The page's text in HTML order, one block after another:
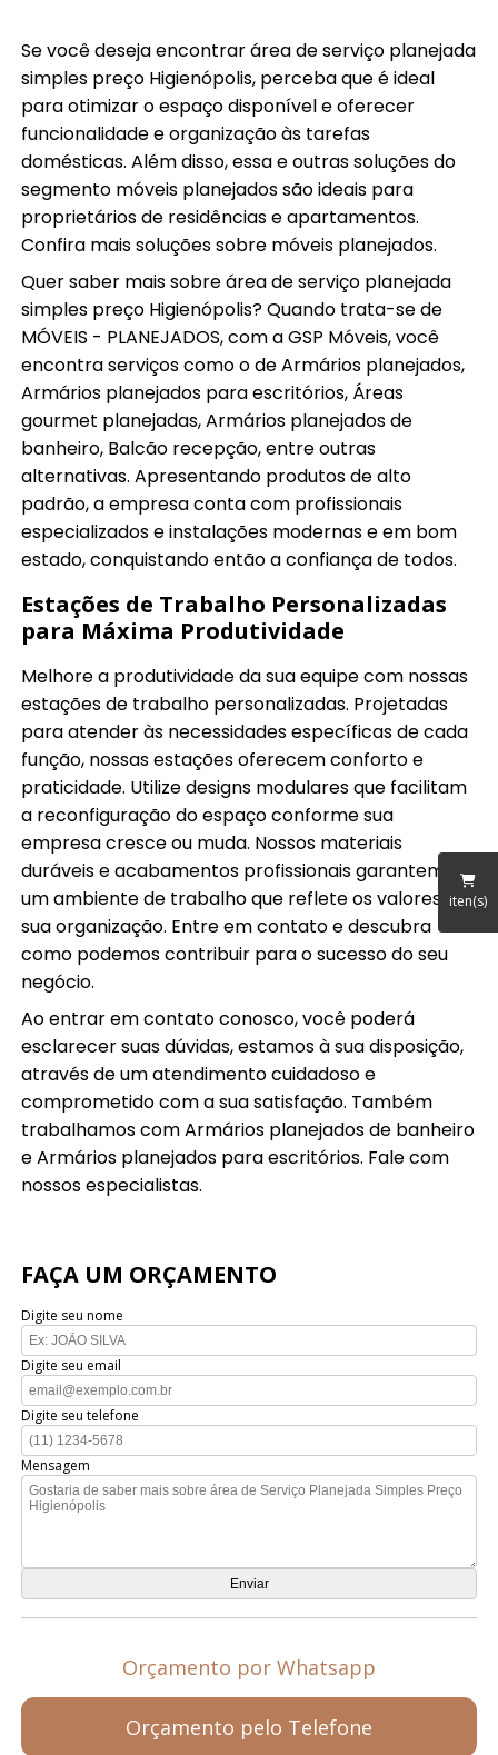
iten(s)
Se você deseja encontrar área de serviço planejada
simples preço Higienópolis, perceba que é ideal
para otimizar o espaço disponível e oferecer
funcionalidade e organização às tarefas
domésticas. Além disso, essa e outras soluções do
segmento móveis planejados são ideais para
proprietários de residências e apartamentos.
Confira mais soluções sobre móveis planejados.
Quer saber mais sobre área de serviço planejada
simples preço Higienópolis? Quando trata-se de
MÓVEIS - PLANEJADOS, com a GSP Móveis, você
encontra serviços como o de Armários planejados,
Armários planejados para escritórios, Áreas
gourmet planejadas, Armários planejados de
banheiro, Balcão recepção, entre outras
alternativas. Apresentando produtos de alto
padrão, a empresa conta com profissionais
especializados e instalações modernas e em bom
estado, conquistando então a confiança de todos.
Estações de Trabalho Personalizadas
para Máxima Produtividade
Melhore a produtividade da sua equipe com nossas
estações de trabalho personalizadas. Projetadas
para atender às necessidades específicas de cada
função, nossas estações oferecem conforto e
praticidade. Utilize designs modulares que facilitam
a reconfiguração do espaço conforme sua
empresa cresce ou muda. Nossos materiais
duráveis e acabamentos profissionais garantem
um ambiente de trabalho que reflete os valores da
sua organização. Entre em contato e descubra
como podemos contribuir para o sucesso do seu
negócio.
Ao entrar em contato conosco, você poderá
esclarecer suas dúvidas, estamos à sua disposição,
através de um atendimento cuidadoso e
comprometido com a sua satisfação. Também
trabalhamos com Armários planejados de banheiro
e Armários planejados para escritórios. Fale com
nossos especialistas.
FAÇA UM ORÇAMENTO
Digite seu nome
Digite seu email
Digite seu telefone
Mensagem
Orçamento por Whatsapp
Orçamento pelo Telefone